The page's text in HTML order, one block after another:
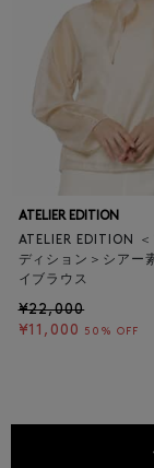
ATELIER EDITION
ATELIER EDITION
ディション＞シアー
イブラウス
¥22,000
¥11,000
50% OFF